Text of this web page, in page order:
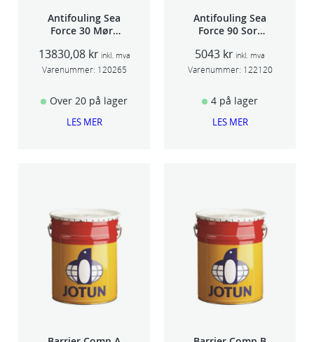
Antifouling Sea
Force 30 Mørk
13830,08 kr inkl. mva
Varenummer: 120265
Over 20 på lager
LES MER
Antifouling Sea
Force 90 Sort
5043 kr inkl. mva
Varenummer: 122120
4 på lager
LES MER